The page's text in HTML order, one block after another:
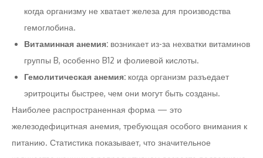
когда организму не хватает железа для производства
гемоглобина.
Витаминная анемия: возникает из-за нехватки витаминов
группы B, особенно B12 и фолиевой кислоты.
Гемолитическая анемия: когда организм разъедает
эритроциты быстрее, чем они могут быть созданы.
Наиболее распространенная форма — это
железодефицитная анемия, требующая особого внимания к
питанию. Статистика показывает, что значительное